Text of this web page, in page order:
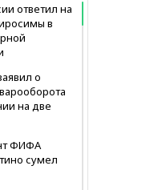
ответил на
в
о
на две
ФИФА
сумел